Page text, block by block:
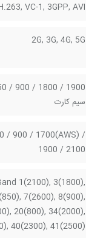
VC-1, 3GPP, AVI
2G, 3G, 4G, 5G
سیم کارت
/ 900 / 1700(AWS) /
1900 / 2100
1(2100), 3(1800),
7(2600), 8(900),
20(800), 34(2000),
40(2300), 41(2500)